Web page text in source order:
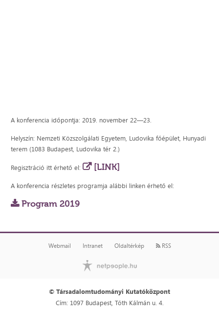
A konferencia időpontja: 2019. november 22—23.
Helyszín: Nemzeti Közszolgálati Egyetem, Ludovika főépület, Hunyadi
terem (1083 Budapest, Ludovika tér 2.)
Regisztráció itt érhető el: [LINK]
A konferencia részletes programja alábbi linken érhető el:
Program 2019
Webmail Intranet Oldaltérkép RSS
© Társadalomtudományi Kutatóközpont
Cím: 1097 Budapest, Tóth Kálmán u. 4.